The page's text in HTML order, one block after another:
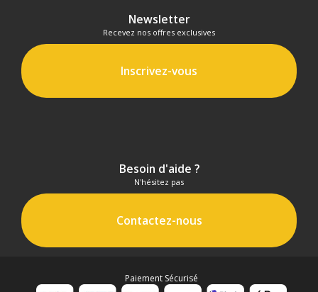
Newsletter
Recevez nos offres exclusives
Inscrivez-vous
Besoin d'aide ?
N'hésitez pas
Contactez-nous
Paiement Sécurisé